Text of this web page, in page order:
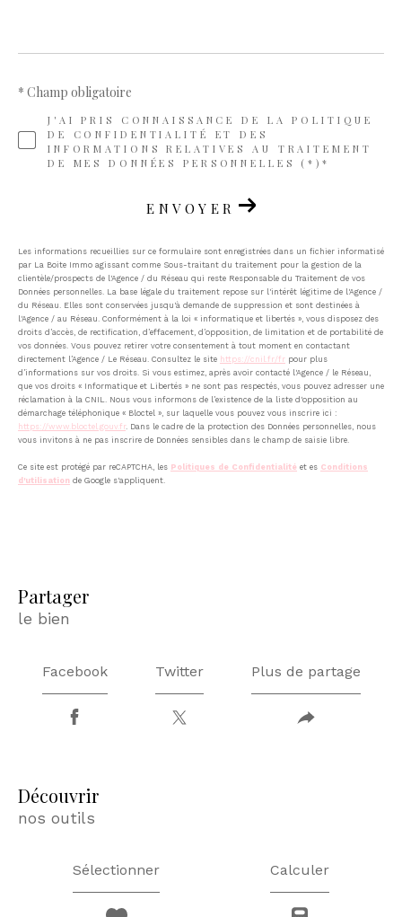
J'AI PRIS CONNAISSANCE DE LA POLITIQUE
DE CONFIDENTIALITÉ ET DES
INFORMATIONS RELATIVES AU TRAITEMENT
DE MES DONNÉES PERSONNELLES (*)*
* Champ obligatoire
ENVOYER
Les informations recueillies sur ce formulaire sont enregistrées dans un fichier informatisé
par La Boite Immo agissant comme Sous-traitant du traitement pour la gestion de la
clientèle/prospects de l'Agence / du Réseau qui reste Responsable du Traitement de vos
Données personnelles. La base légale du traitement repose sur l'intérêt légitime de l'Agence /
du Réseau. Elles sont conservées jusqu'à demande de suppression et sont destinées à
l'Agence / au Réseau. Conformément à la loi « informatique et libertés », vous disposez des
droits d’accès, de rectification, d’effacement, d’opposition, de limitation et de portabilité de
vos données. Vous pouvez retirer votre consentement à tout moment en contactant
directement l’Agence / Le Réseau. Consultez le site https://cnil.fr/fr pour plus
d’informations sur vos droits. Si vous estimez, après avoir contacté l'Agence / le Réseau,
que vos droits « Informatique et Libertés » ne sont pas respectés, vous pouvez adresser une
réclamation à la CNIL. Nous vous informons de l’existence de la liste d'opposition au
démarchage téléphonique « Bloctel », sur laquelle vous pouvez vous inscrire ici :
https://www.bloctel.gouv.fr. Dans le cadre de la protection des Données personnelles, nous
vous invitons à ne pas inscrire de Données sensibles dans le champ de saisie libre.
Ce site est protégé par reCAPTCHA, les Politiques de Confidentialité et es Conditions
d'utilisation de Google s'appliquent.
partager
le bien
Facebook Twitter Plus de partage
découvrir
nos outils
Sélectionner Calculer